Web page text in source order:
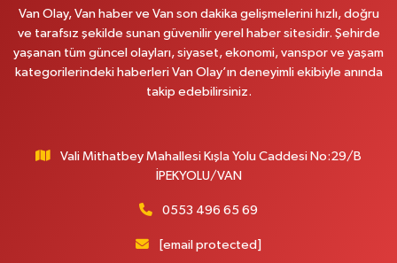
Van Olay, Van haber ve Van son dakika gelişmelerini hızlı, doğru
ve tarafsız şekilde sunan güvenilir yerel haber sitesidir. Şehirde
yaşanan tüm güncel olayları, siyaset, ekonomi, vanspor ve yaşam
kategorilerindeki haberleri Van Olay’ın deneyimli ekibiyle anında
takip edebilirsiniz.
Vali Mithatbey Mahallesi Kışla Yolu Caddesi No:29/B
İPEKYOLU/VAN
0553 496 65 69
[email protected]